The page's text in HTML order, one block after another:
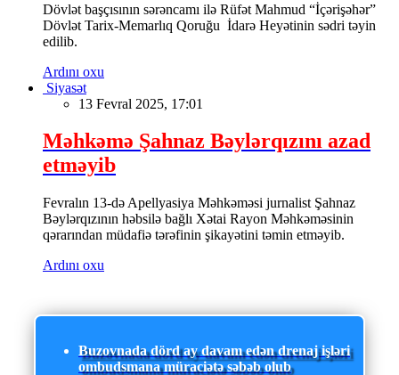
Dövlət başçısının sərəncamı ilə Rüfət Mahmud “İçərişəhər”
Dövlət Tarix-Memarlıq Qoruğu İdarə Heyətinin sədri təyin
edilib.
Ardını oxu
Siyasət
13 Fevral 2025, 17:01
Məhkəmə Şahnaz Bəylərqızını azad
etməyib
Fevralın 13-də Apellyasiya Məhkəməsi jurnalist Şahnaz
Bəylərqızının həbsilə bağlı Xətai Rayon Məhkəməsinin
qərarından müdafiə tərəfinin şikayətini təmin etməyib.
Ardını oxu
Buzovnada dörd ay davam edən drenaj işləri
ombudsmana müraciətə səbəb olub